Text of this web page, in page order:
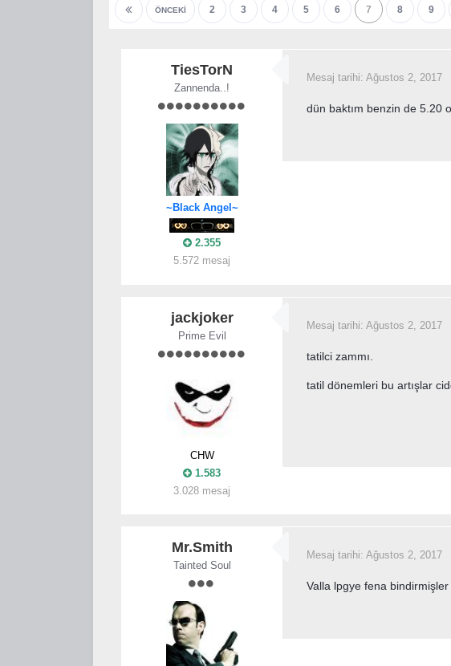
ÖNCEKI 2 3 4 5 6 7 8 9
TiesTorN
Zannenda..!
~Black Angel~
2.355
5.572 mesaj
Mesaj tarihi: Ağustos 2, 2017
dün baktım benzin de 5.20
jackjoker
Prime Evil
CHW
1.583
3.028 mesaj
Mesaj tarihi: Ağustos 2, 2017
tatilci zammı.
tatil dönemleri bu artışlar
Mr.Smith
Tainted Soul
Mesaj tarihi: Ağustos 2, 2017
Valla lpgye fena